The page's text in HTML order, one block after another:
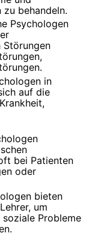
behandeln.
Psychologen
Störungen
in
auf die
bei Patienten
oder
bieten
um
Probleme